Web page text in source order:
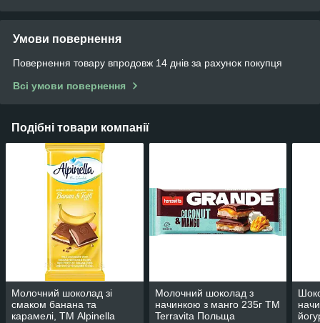
Умови повернення
Повернення товару впродовж 14 днів за рахунок покупця
Всі умови повернення
Подібні товари компанії
Молочний шоколад зі
смаком банана та
карамелі, ТМ Alpinella
Молочний шоколад з
начинкою з манго 235г ТМ
Terravita Польща